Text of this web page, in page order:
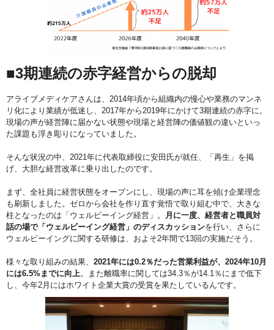
■3期連続の赤字経営からの脱却
アライブメディケアさんは、2014年頃から組織内の慢心や業務のマンネ
リ化により業績が低迷し、2017年から2019年にかけて3期連続の赤字に。
現場の声が経営陣に届かない状態や現場と経営陣の価値観の違いといっ
た課題も浮き彫りになっていました。
そんな状況の中、2021年に代表取締役に安田氏が就任、「再生」を掲
げ、大胆な経営改革に乗り出したのです。
まず、全社員に経営状態をオープンにし、現場の声に耳を傾け企業理念
も刷新しました。ゼロから会社を作り直す覚悟で取り組む中で、大きな
柱となったのは「ウェルビーイング経営」。
月に一度、経営者と職員対
話の場で「ウェルビーイング経営」のディスカッションを行い、さらに
ウェルビーイングに関する研修は、およそ2年間で13回の実施だそう。
様々な取り組みの結果、 2021年には0.2％だった営業利益が、2024年10月
には6.5%までに向上 。また離職率に関しては34.3％が14.1％にまで低下
し、今年2月にはホワイト企業大賞の受賞を果たしているんです。